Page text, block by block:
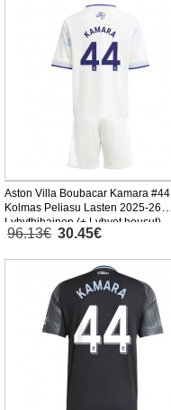
Aston Villa Boubacar Kamara #44
Kolmas Peliasu Lasten 2025-26
Lyhythihainen (+ Lyhyet housut)
96.13€ 30.45€